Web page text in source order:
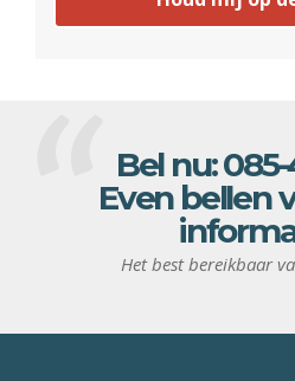
Bel nu:
Even bellen
Het best bereikbaar